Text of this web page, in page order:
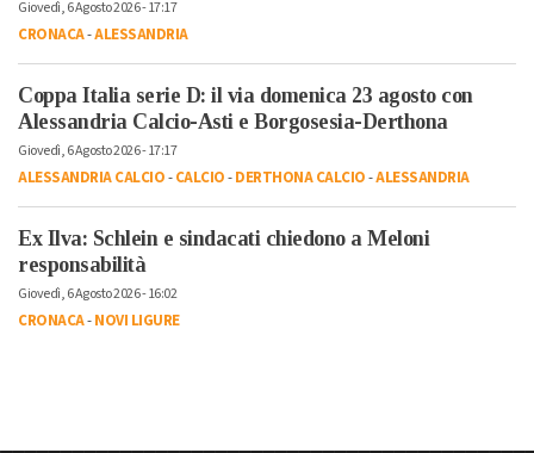
Giovedì, 6 Agosto 2026 - 17:17
CRONACA-ALESSANDRIA
Coppa Italia serie D: il via domenica 23 agosto con
Alessandria Calcio-Asti e Borgosesia-Derthona
Giovedì, 6 Agosto 2026 - 17:17
ALESSANDRIA CALCIO-CALCIO-DERTHONA CALCIO-ALESSANDRIA
Ex Ilva: Schlein e sindacati chiedono a Meloni
responsabilità
Giovedì, 6 Agosto 2026 - 16:02
CRONACA-NOVI LIGURE